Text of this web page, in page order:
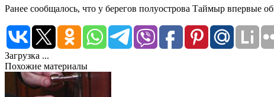
Ранее сообщалось, что у берегов полуострова Таймыр впервые
Загрузка ...
Похожие материалы